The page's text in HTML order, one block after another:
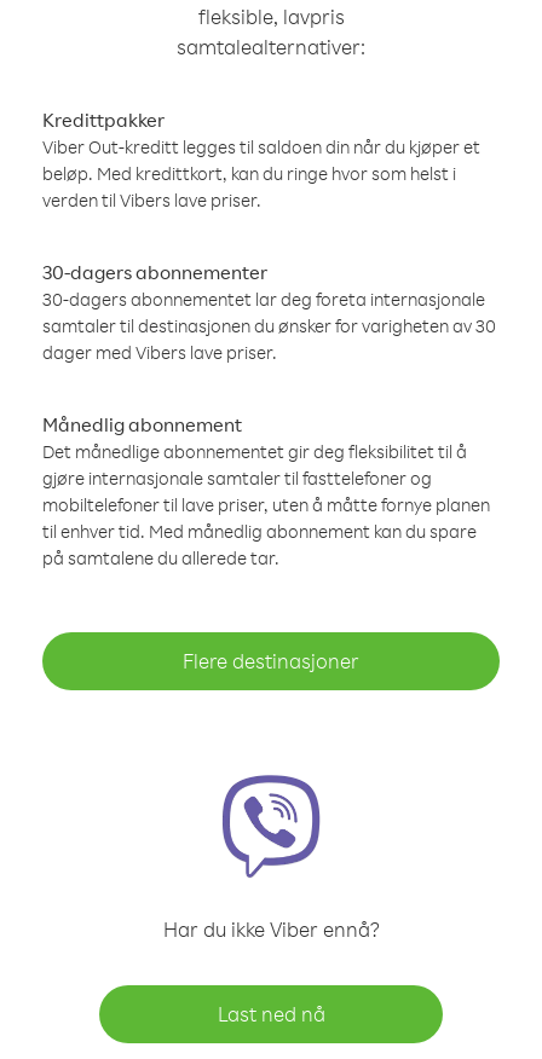
fleksible, lavpris
samtalealternativer:
Kredittpakker
Viber Out-kreditt legges til saldoen din når du kjøper et
beløp. Med kredittkort, kan du ringe hvor som helst i
verden til Vibers lave priser.
30-dagers abonnementer
30-dagers abonnementet lar deg foreta internasjonale
samtaler til destinasjonen du ønsker for varigheten av 30
dager med Vibers lave priser.
Månedlig abonnement
Det månedlige abonnementet gir deg fleksibilitet til å
gjøre internasjonale samtaler til fasttelefoner og
mobiltelefoner til lave priser, uten å måtte fornye planen
til enhver tid. Med månedlig abonnement kan du spare
på samtalene du allerede tar.
Flere destinasjoner
Har du ikke Viber ennå?
Last ned nå